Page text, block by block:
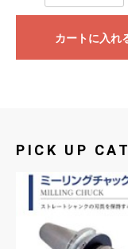
カートに入れ
PICK UP